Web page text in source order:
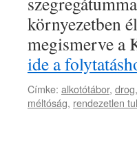
környezetben
megismerve a
ide a
Címke: alkotótábor, drog,
méltóság, rendezetlen